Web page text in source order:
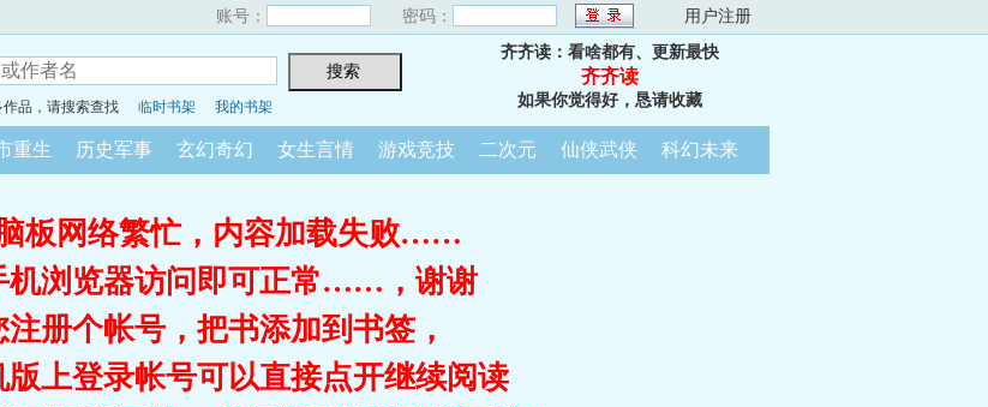
账号： 密码： 用户注册
品，请搜索查找 临时书架 我的书架
齐齐读：看啥都有、更新最快
齐齐读
如果你觉得好，恳请收藏
重生 历史军事 玄幻奇幻 女生言情 游戏竞技 二次元 仙侠武侠 科幻未来
板网络繁忙，内容加载失败……
机浏览器访问即可正常……，谢谢
册个帐号，把书添加到书签，
上登录帐号可以直接点开继续阅读